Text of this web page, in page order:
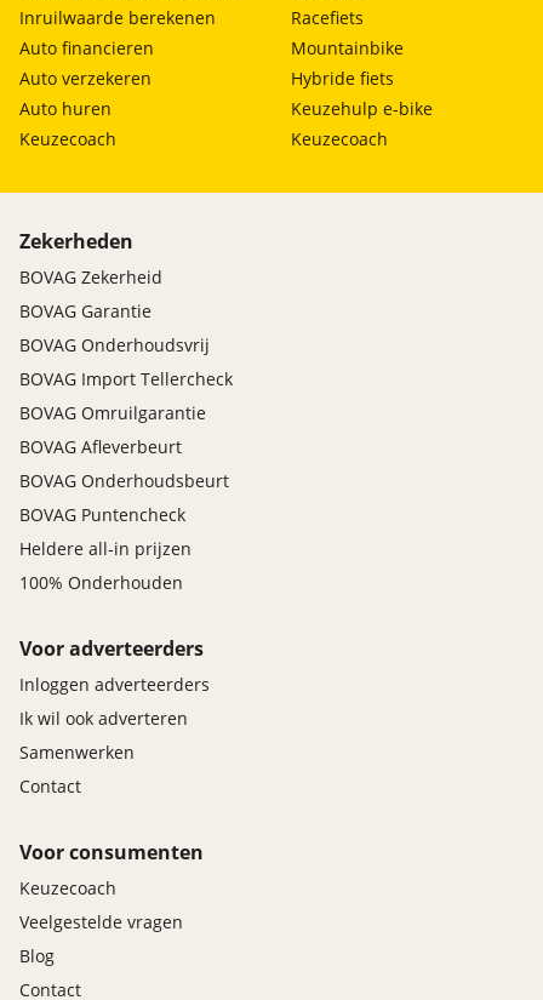
Inruilwaarde berekenen
Auto financieren
Auto verzekeren
Auto huren
Keuzecoach
Racefiets
Mountainbike
Hybride fiets
Keuzehulp e-bike
Keuzecoach
Zekerheden
BOVAG Zekerheid
BOVAG Garantie
BOVAG Onderhoudsvrij
BOVAG Import Tellercheck
BOVAG Omruilgarantie
BOVAG Afleverbeurt
BOVAG Onderhoudsbeurt
BOVAG Puntencheck
Heldere all-in prijzen
100% Onderhouden
Voor adverteerders
Inloggen adverteerders
Ik wil ook adverteren
Samenwerken
Contact
Voor consumenten
Keuzecoach
Veelgestelde vragen
Blog
Contact